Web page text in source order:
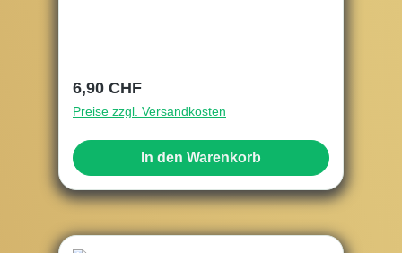
Regulärer Preis:
6,90 CHF
Preise zzgl. Versandkosten
In den Warenkorb